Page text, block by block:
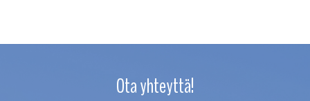
Ota yhteyttä!